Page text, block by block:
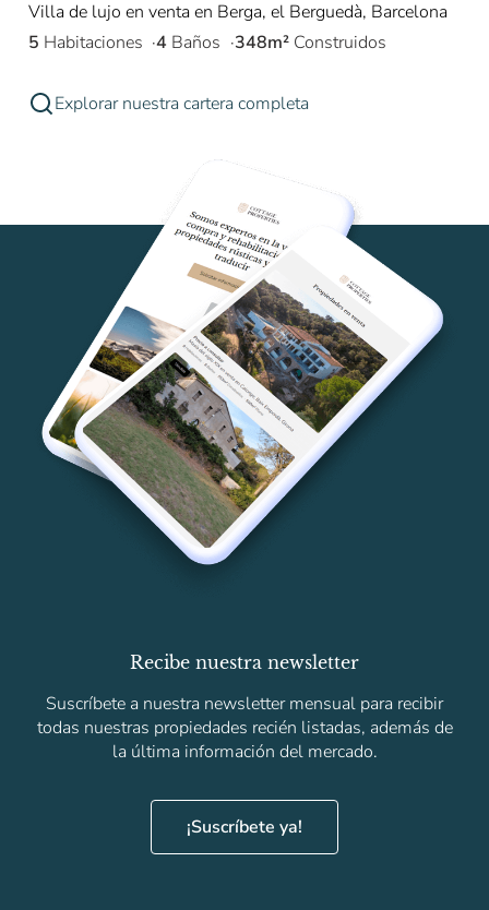
Villa de lujo en venta en Berga, el Berguedà, Barcelona
5 Habitaciones 4 Baños 348m² Construidos
Explorar nuestra cartera completa
Recibe nuestra newsletter
Suscríbete a nuestra newsletter mensual para recibir
todas nuestras propiedades recién listadas, además de
la última información del mercado.
¡Suscríbete ya!